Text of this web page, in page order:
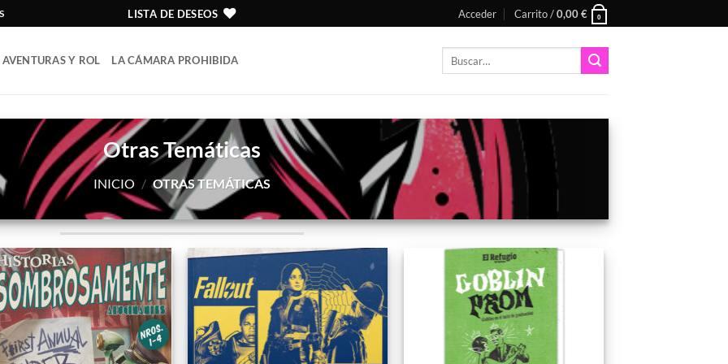
LISTA DE DESEOS Acceder Carrito /0,00€ 0
AVENTURAS Y ROL LA CÁMARA PROHIBIDA
Otras Temáticas
INICIO / OTRAS TEMÁTICAS
Añadir
a la
lista
de
Añadir
a la
lista
de